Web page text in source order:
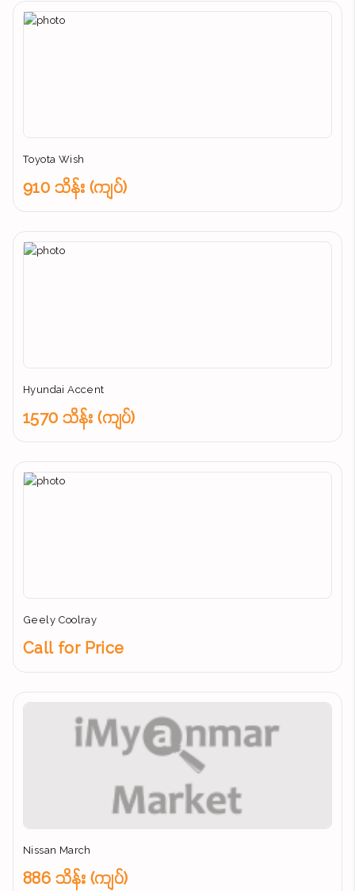
Toyota Wish
910 သိန်း (ကျပ်)
Hyundai Accent
1570 သိန်း (ကျပ်)
Geely Coolray
Call for Price
Nissan March
886 သိန်း (ကျပ်)